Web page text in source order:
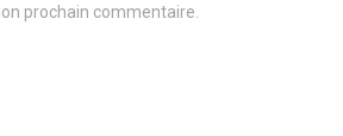
prochain commentaire.